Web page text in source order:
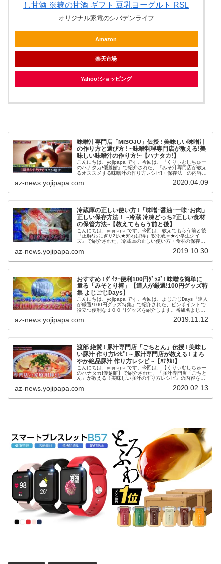
し甘酒 ※麹の甘酒 ギフト 豆乳ヨーグルト RSL
オリジナル家電のシバデンライフ
Amazon
楽天市場
Yahoo!ショッピング
味噌汁専門店「MISOJU」伝授 ! 美味しい味噌汁
の作り方と選び方 ! ~味噌料理専門店が教える!美
味しい味噌汁の作り方!~【ハナタカ!】
こんにちは、yojipapa です。今回は、『くりぃむしちゅー
のハナタカ!優越館』で紹介された、「みそ汁専門店が教え
るオススメする味噌汁の作り方レシピ!・保存法」の内容を
りぃむしちゅーのハ...
az-news.yojipapa.com 2020.04.09
冷蔵庫の正しい使い方 !「味噌･醤油･一味･お肉」
正しい保存方法！ ~冷蔵 冷凍どっち?正しい食材
の保管方法~【教えてもらう前と後】
こんにちは、yojipapa です。今回は、教えてもらう前と後
『正解!おにぎり2択★知れば得する冷蔵庫★小学生クイ
ズ』で紹介された、冷蔵庫の正しい使い方・食材の保存、
後【正解!おにぎり2択...
az-news.yojipapa.com 2019.10.30
おすすめ ! ﾀﾞｲｿｰ便利100円ｸﾞｯｽﾞ! 味噌を簡単に
量る「みそとり棒」【達人が厳選!100円グッズ特
集 よじごじDays】
こんにちは、yojipapa です。今回は、よじごじDays『達人
が厳選!100円グッズ特集』で紹介された、ピンポイントで
役立つ便利な１００円グッズを紹介します。番組名よじご
塚英彦...
az-news.yojipapa.com 2019.11.12
渡部 絶賛 ! 豚汁専門店「ごちとん」伝授 ! 美味し
い豚汁 作り方ﾚｼﾋﾟ! ~ 豚汁専門店が教える ! まろ
やか絶品豚汁 作り方レシピ ~【ﾊﾅﾀｶ!】
こんにちは、yojipapa です。今回は、【くりぃむしちゅー
のハナタカ!優越館】で紹介された、『豚汁専門店「ごちと
ん」が教える！美味しい豚汁の作り方レシピ』の内容をお
ぃむしちゅーのハナタ...
az-news.yojipapa.com 2020.02.13